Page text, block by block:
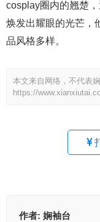
cosplay圈内的翘楚
焕发出耀眼的光芒，
品风格多样。
本文来自网络，不代表
https://
作者: 娴袖台